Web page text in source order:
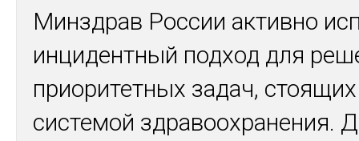
Минздрав России активно
инцидентный подход для
приоритетных задач,
системой здравоохранения.